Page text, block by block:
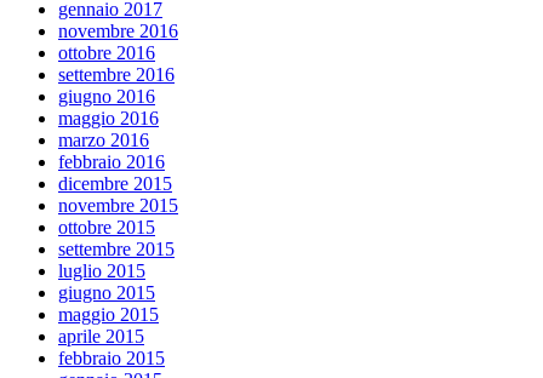
gennaio 2017
novembre 2016
ottobre 2016
settembre 2016
giugno 2016
maggio 2016
marzo 2016
febbraio 2016
dicembre 2015
novembre 2015
ottobre 2015
settembre 2015
luglio 2015
giugno 2015
maggio 2015
aprile 2015
febbraio 2015